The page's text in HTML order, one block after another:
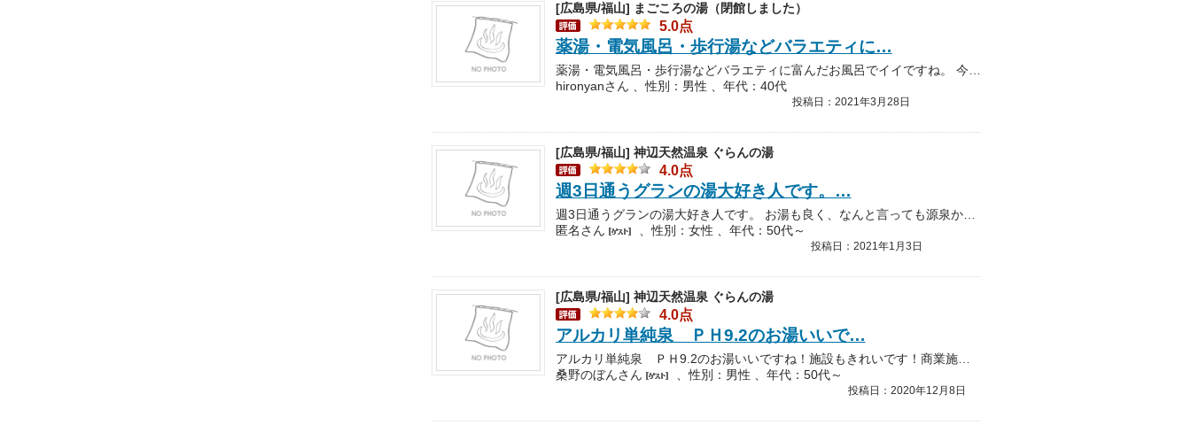
[広島県/福山] まごころの湯（閉館しました）
5.0点
薬湯・電気風呂・歩行湯などバラエティに…
薬湯・電気風呂・歩行湯などバラエティに富んだお風呂でイイですね。 今回のイベント湯はお湯の色が赤っぽい「コラーゲンの湯」でした。 美肌効果、出てるかな？ アメニティも充実…
hironyanさん 、性別：男性 、年代：40代
投稿日：2021年3月28日
[広島県/福山] 神辺天然温泉 ぐらんの湯
4.0点
週3日通うグランの湯大好き人です。…
週3日通うグランの湯大好き人です。 お湯も良く、なんと言っても源泉かけ流しの程よい冷たさが心地良すぎて。 浸かっては温まり。を何度も繰り返し楽しんでいます。この源泉が毎週…
匿名さん
、性別：女性 、年代：50代～
投稿日：2021年1月3日
[広島県/福山] 神辺天然温泉 ぐらんの湯
4.0点
アルカリ単純泉 ＰＨ9.2のお湯いいで…
アルカリ単純泉 ＰＨ9.2のお湯いいですね！施設もきれいです！商業施設の中にある温泉という事でお客様が多かったです！人気の炭酸泉はいっぱいでした露天の庭が広くてのんびりで…
桑野のぼんさん
、性別：男性 、年代：50代～
投稿日：2020年12月8日